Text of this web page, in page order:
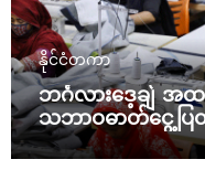
နိုင်ငံတကာ
ဘင်္ဂလားဒေ့ချ် အ
သဘာဝဓာတ်ငွေ့ပ